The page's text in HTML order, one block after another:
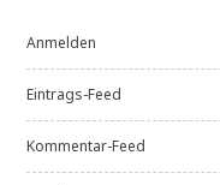
Anmelden
Eintrags-Feed
Kommentar-Feed